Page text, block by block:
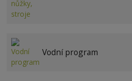
Vodní program